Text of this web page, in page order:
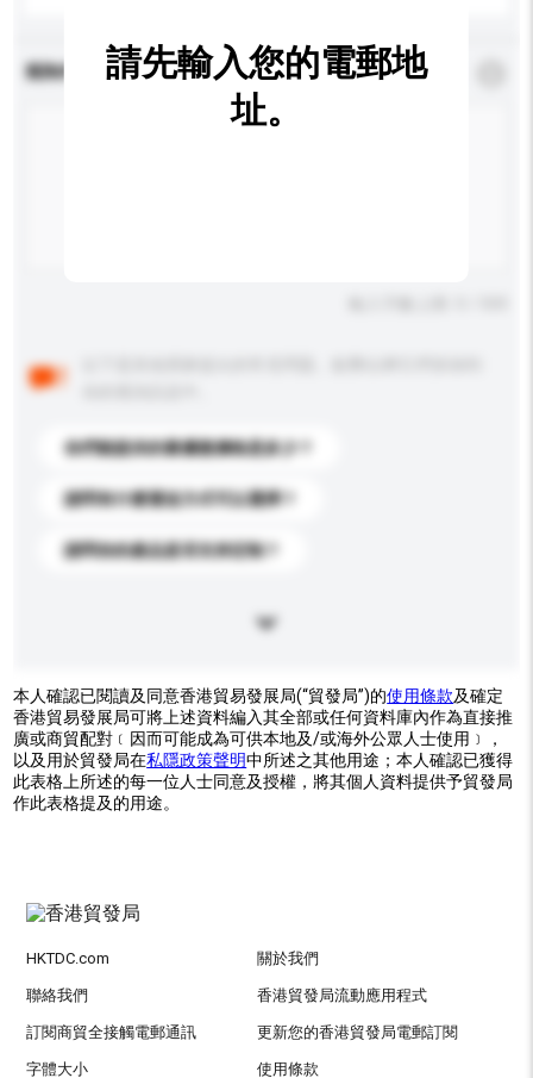
查詢內容 *必須填寫
你們能提供的最優惠價格是多少？
請問有什麼運送方式可以選擇？
請問你的產品是否支持定制？
請先輸入您的電郵地
址。
本人確認已閱讀及同意香港貿易發展局(“貿發局”)的使用條款及確定
香港貿易發展局可將上述資料編入其全部或任何資料庫內作為直接推
廣或商貿配對﹝因而可能成為可供本地及/或海外公眾人士使用﹞，
以及用於貿發局在私隱政策聲明中所述之其他用途；本人確認已獲得
此表格上所述的每一位人士同意及授權，將其個人資料提供予貿發局
作此表格提及的用途。
HKTDC.com 關於我們
聯絡我們 香港貿發局流動應用程式
訂閱商貿全接觸電郵通訊 更新您的香港貿發局電郵訂閱
字體大小 使用條款